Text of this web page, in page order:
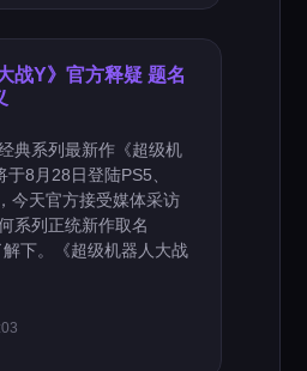
战Y》官方释疑 题名
典系列最新作《超级机
8月28日登陆PS5、
今天官方接受媒体采访
系列正统新作取名
解下。《超级机器人大战